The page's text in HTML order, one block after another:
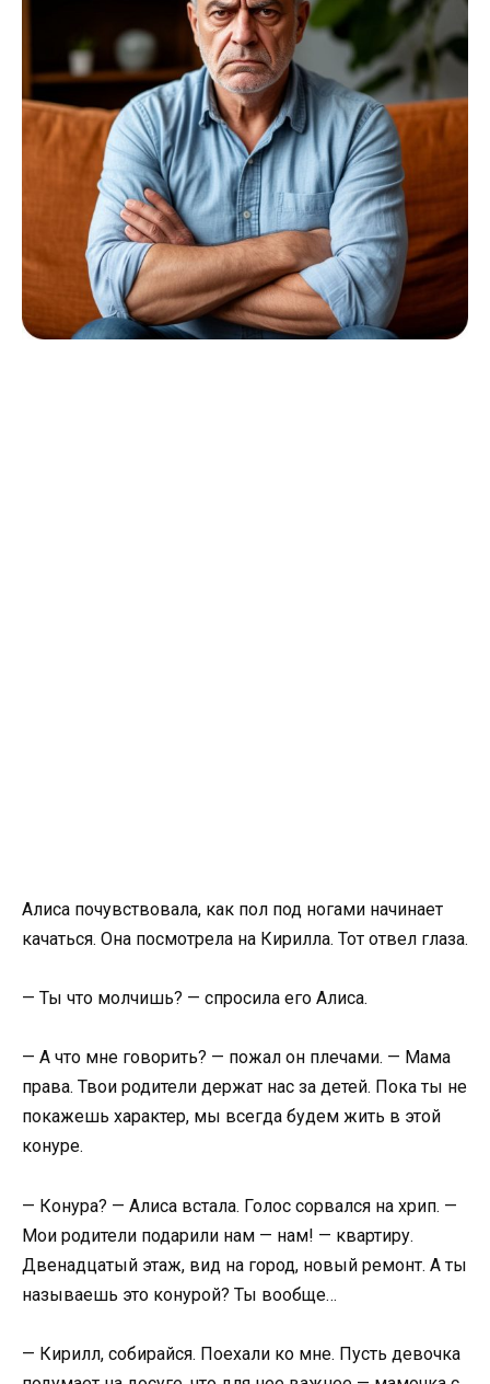
Алиса почувствовала, как пол под ногами начинает
качаться. Она посмотрела на Кирилла. Тот отвел глаза.
— Ты что молчишь? — спросила его Алиса.
— А что мне говорить? — пожал он плечами. — Мама
права. Твои родители держат нас за детей. Пока ты не
покажешь характер, мы всегда будем жить в этой
конуре.
— Конура? — Алиса встала. Голос сорвался на хрип. —
Мои родители подарили нам — нам! — квартиру.
Двенадцатый этаж, вид на город, новый ремонт. А ты
называешь это конурой? Ты вообще…
— Кирилл, собирайся. Поехали ко мне. Пусть девочка